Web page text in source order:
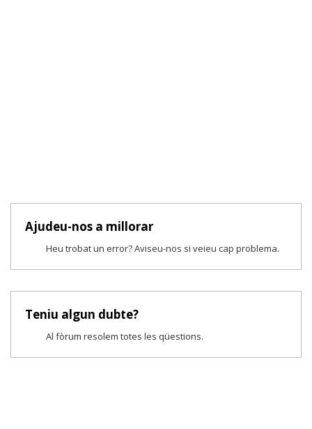
Ajudeu-nos a millorar
Heu trobat un error? Aviseu-nos si veieu cap problema.
Teniu algun dubte?
Al fòrum resolem totes les qüestions.